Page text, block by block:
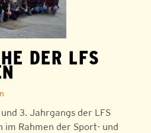
DER LFS
3. Jahrgangs der LFS
Rahmen der Sport- und